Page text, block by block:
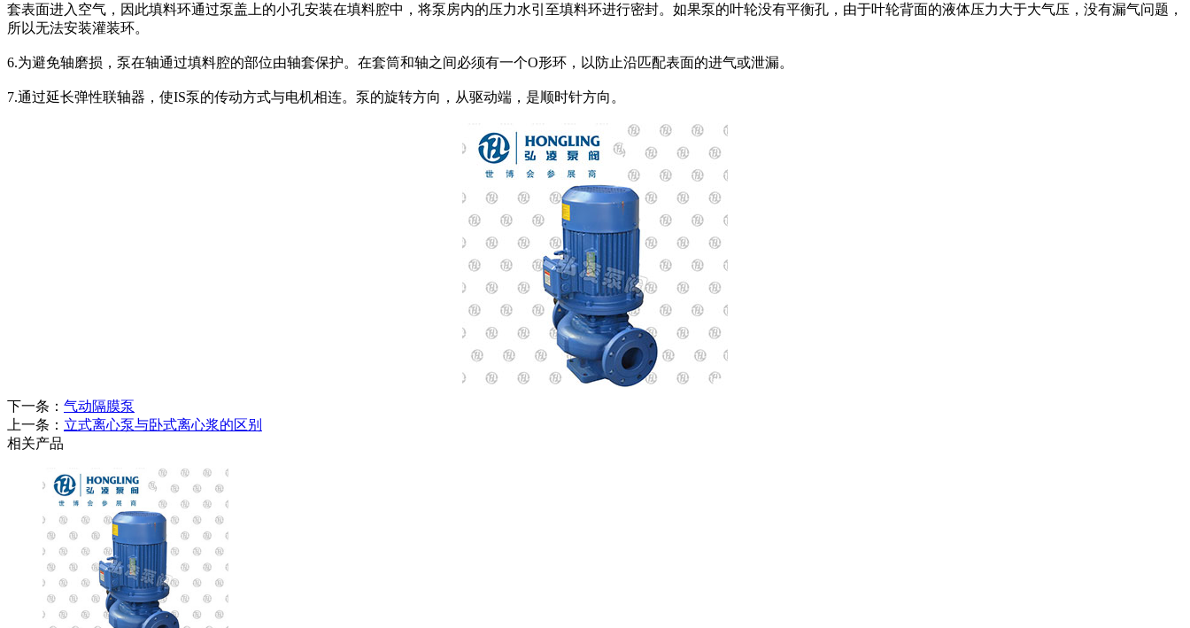
套表面进入空气，因此填料环通过泵盖上的小孔安装在填料腔中，将泵房内的压力水引至填料环进行密封。如果泵的叶轮没有平衡孔，由于叶轮背面的液体压力大于大气压，没有漏气问题，
所以无法安装灌装环。
6.为避免轴磨损，泵在轴通过填料腔的部位由轴套保护。在套筒和轴之间必须有一个O形环，以防止沿匹配表面的进气或泄漏。
7.通过延长弹性联轴器，使IS泵的传动方式与电机相连。泵的旋转方向，从驱动端，是顺时针方向。
下一条： 气动隔膜泵
上一条： 立式离心泵与卧式离心浆的区别
相关产品